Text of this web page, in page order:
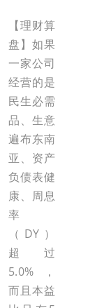
【理财算
盘】如果
一家公司
经营的是
民生必需
品、生意
遍布东南
亚、资产
负债表健
康、周息
率
（DY）
超过
5.0%，
而且本益